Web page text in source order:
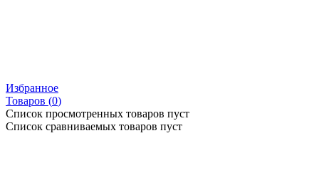
Избранное
Товаров (0)
Список просмотренных товаров пуст
Список сравниваемых товаров пуст